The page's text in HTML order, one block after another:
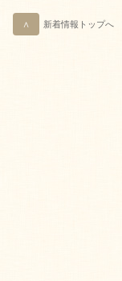
∧ 新着情報トップへ